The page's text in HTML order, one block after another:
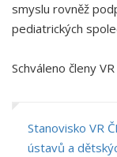
smyslu rovněž
pediatrických
Schváleno členy
Stanovisko VR
ústavů a